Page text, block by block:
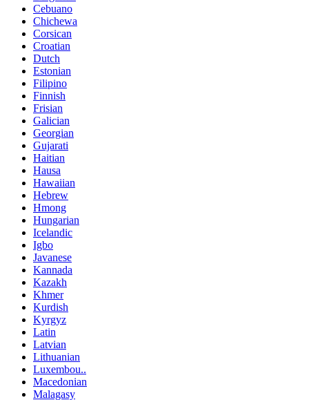
Cebuano
Chichewa
Corsican
Croatian
Dutch
Estonian
Filipino
Finnish
Frisian
Galician
Georgian
Gujarati
Haitian
Hausa
Hawaiian
Hebrew
Hmong
Hungarian
Icelandic
Igbo
Javanese
Kannada
Kazakh
Khmer
Kurdish
Kyrgyz
Latin
Latvian
Lithuanian
Luxembou..
Macedonian
Malagasy